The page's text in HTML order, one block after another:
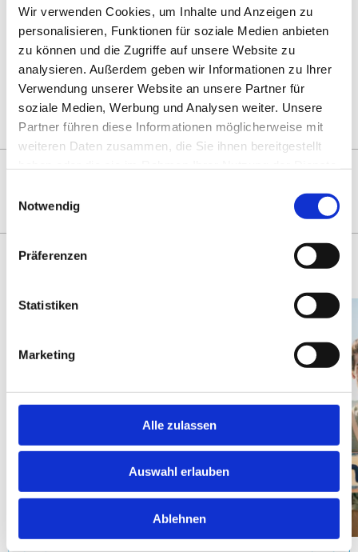
Wir verwenden Cookies, um Inhalte und Anzeigen zu
personalisieren, Funktionen für soziale Medien anbieten
zu können und die Zugriffe auf unsere Website zu
analysieren. Außerdem geben wir Informationen zu Ihrer
Verwendung unserer Website an unsere Partner für
soziale Medien, Werbung und Analysen weiter. Unsere
Partner führen diese Informationen möglicherweise mit
weiteren Daten zusammen, die Sie ihnen bereitgestellt
Notwendig
Präferenzen
Statistiken
Marketing
Alle zulassen
Auswahl erlauben
Ablehnen
Teilen
Sharing
Optionen
Drucken
Zur Übersicht
DAS KÖNNTE SIE AUCH
INTERESSIEREN